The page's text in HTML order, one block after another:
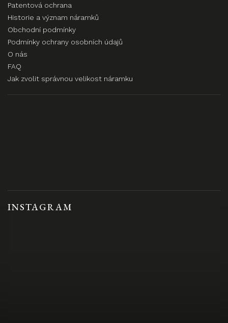
INSTAGRAM
Patentová ochrana
Historie a význam náramků
Obchodní podmínky
Podmínky ochrany osobních údajů
O nás
FAQ
Jak zvolit správnou velikost náramku